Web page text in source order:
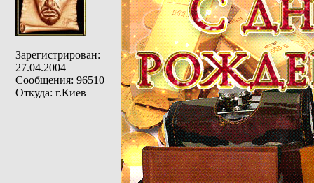
Зарегистрирован:
27.04.2004
Сообщения: 96510
Откуда: г.Киев